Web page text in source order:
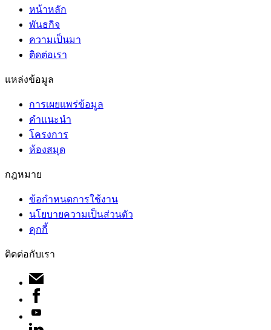
หน้าหลัก
พันธกิจ
ความเป็นมา
ติดต่อเรา
แหล่งข้อมูล
การเผยแพร่ข้อมูล
คำแนะนำ
โครงการ
ห้องสมุด
กฎหมาย
ข้อกำหนดการใช้งาน
นโยบายความเป็นส่วนตัว
คุกกี้
ติดต่อกับเรา